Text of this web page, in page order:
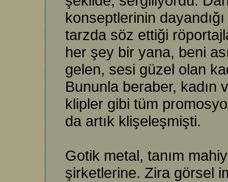
konseptlerinin
tarzda söz ettiği
her şey bir yana, beni
gelen, sesi güzel olan
Bununla beraber, kadın
klipler gibi tüm
da artık klişeleşmişti.
Gotik metal, tanım
şirketlerine. Zira görsel